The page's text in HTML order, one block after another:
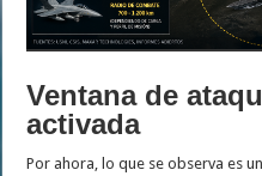
Ventana de
activada
Por ahora, lo que se observa es